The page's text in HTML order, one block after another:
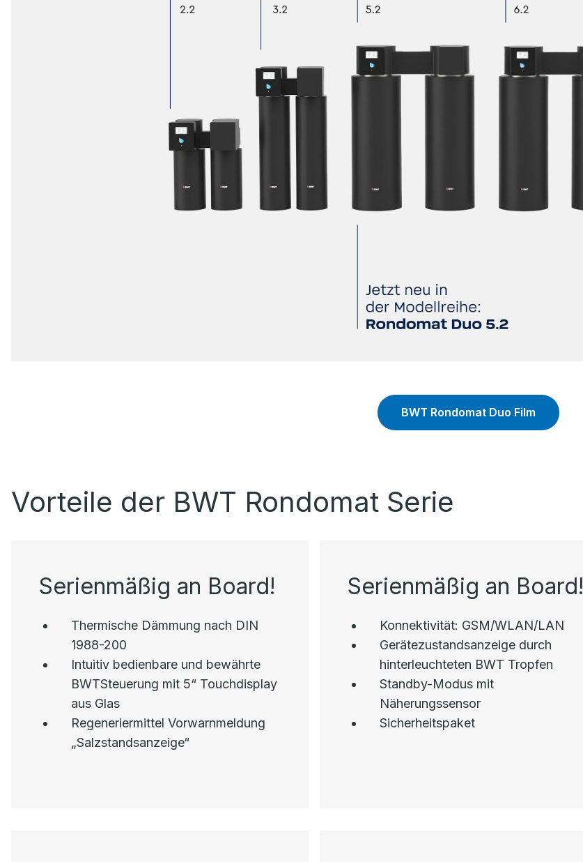
BWT Rondomat Duo Film
Vorteile der BWT Rondomat Serie
Serienmäßig an Board!
Thermische Dämmung nach DIN
1988-200
Intuitiv bedienbare und bewährte
BWTSteuerung mit 5“ Touchdisplay
aus Glas
Regeneriermittel Vorwarnmeldung
„Salzstandsanzeige“
Serienmäßig an Board!
Konnektivität: GSM/WLAN/LAN
Gerätezustandsanzeige durch
hinterleuchteten BWT Tropfen
Standby-Modus mit
Näherungssensor
Sicherheitspaket